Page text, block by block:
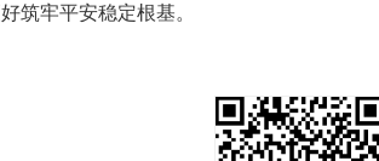
筑牢平安稳定根基。